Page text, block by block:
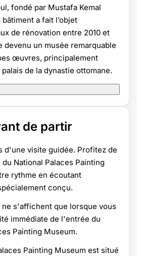
fondé par Mustafa Kemal
bâtiment a fait l’objet
de rénovation entre 2010 et
devenu un musée remarquable
œuvres, principalement
de la dynastie ottomane.
de partir
d'une visite guidée. Profitez de
National Palaces Painting
rythme en écoutant
conçu.
ne s'affichent que lorsque vous
immédiate de l'entrée du
Painting Museum.
Painting Museum est situé